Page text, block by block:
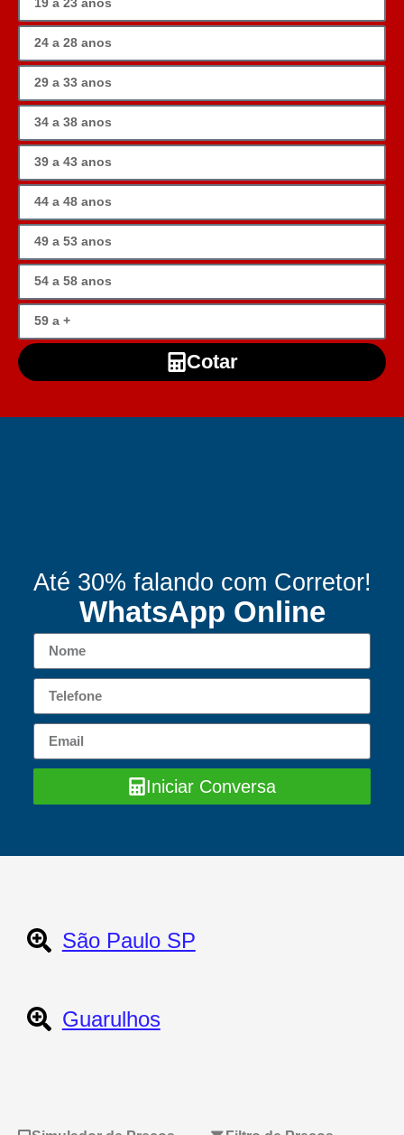
Cotar
Até 30% falando com Corretor!
WhatsApp Online
Iniciar Conversa
São Paulo SP
Guarulhos